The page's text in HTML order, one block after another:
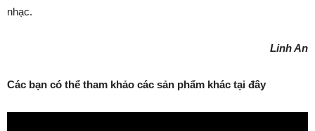
nhạc.
Linh An
Các bạn có thể tham khảo các sản phẩm khác tại đây